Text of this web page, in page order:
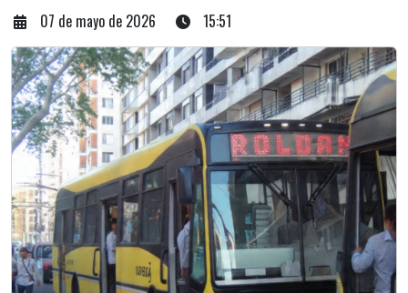
07 de mayo de 2026 15:51